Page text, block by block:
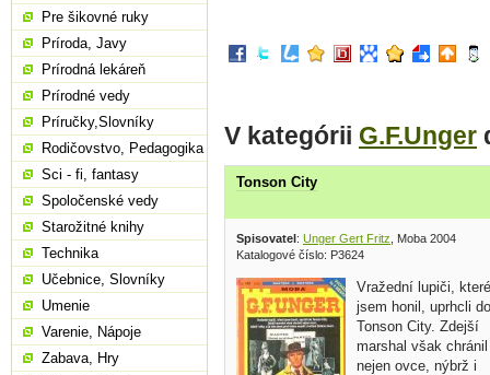
V kategórii G.F.Unger
Tonson City
Spisovatel: Unger Gert Fritz , Moba 2004
Katalogové číslo: P3624
Vražední lupiči, které
jsem honil, uprhcli do
Tonson City. Zdejší
marshal však chránil
nejen ovce, nýbrž i
Pre šikovné ruky
Príroda, Javy
Prírodná lekáreň
Prírodné vedy
Príručky,Slovníky
Rodičovstvo, Pedagogika
Sci - fi, fantasy
Spoločenské vedy
Starožitné knihy
Technika
Učebnice, Slovníky
Umenie
Varenie, Nápoje
Zabava, Hry